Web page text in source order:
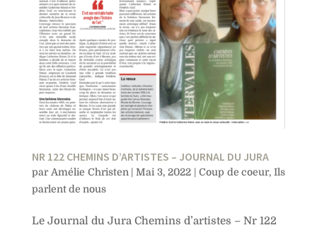
NR 122 CHEMINS D’ARTISTES – JOURNAL DU JURA
par Amélie Christen |Mai 3, 2022| Coup de coeur,Ils
parlent de nous
Le Journal du Jura Chemins d’artistes – Nr 122